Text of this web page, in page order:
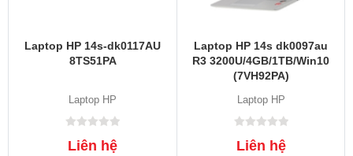
Laptop HP 14s-dk0117AU
8TS51PA
Laptop HP
Liên hệ
Laptop HP 14s dk0097au
R3 3200U/4GB/1TB/Win10
(7VH92PA)
Laptop HP
Liên hệ